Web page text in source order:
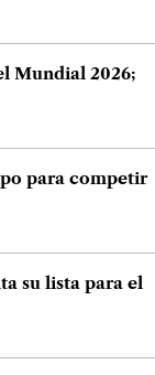
Mundial 2026;
para competir
su lista para el